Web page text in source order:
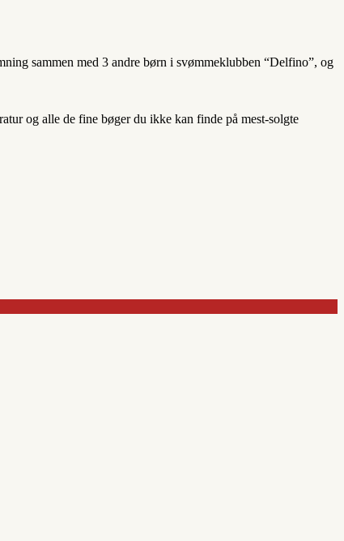
sammen med 3 andre børn i svømmeklubben “Delfino”, og
og alle de fine bøger du ikke kan finde på mest-solgte